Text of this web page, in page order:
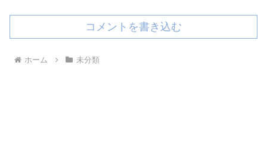
コメントを書き込む
ホーム 未分類